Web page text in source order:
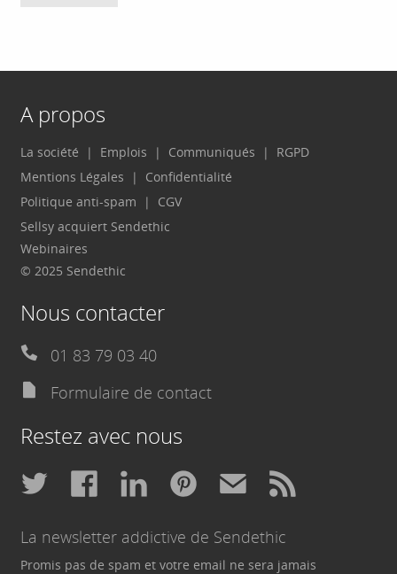
A propos
La société Emplois Communiqués
RGPD
Mentions Légales
Confidentialité
Politique anti-spam
CGV
Sellsy acquiert Sendethic
Webinaires
© 2025 Sendethic
Nous contacter
01 83 79 03 40
Formulaire de contact
Restez avec nous
La newsletter addictive de Sendethic
Promis pas de spam et votre email ne sera jamais